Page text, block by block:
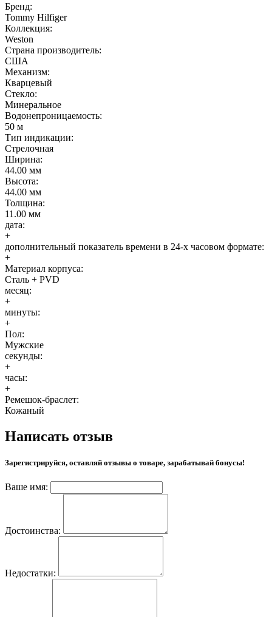
Бренд:
Tommy Hilfiger
Коллекция:
Weston
Страна производитель:
США
Механизм:
Кварцевый
Стекло:
Минеральное
Водонепроницаемость:
50 м
Тип индикации:
Стрелочная
Ширина:
44.00 мм
Высота:
44.00 мм
Толщина:
11.00 мм
дата:
+
дополнительный показатель времени в 24-х часовом формате:
+
Материал корпуса:
Сталь + PVD
месяц:
+
минуты:
+
Пол:
Мужские
секунды:
+
часы:
+
Ремешок-браслет:
Кожаный
Написать отзыв
Зарегистрируйся, оставляй отзывы о товаре, зарабатывай бонусы!
Ваше имя:
Достоинства:
Недостатки: